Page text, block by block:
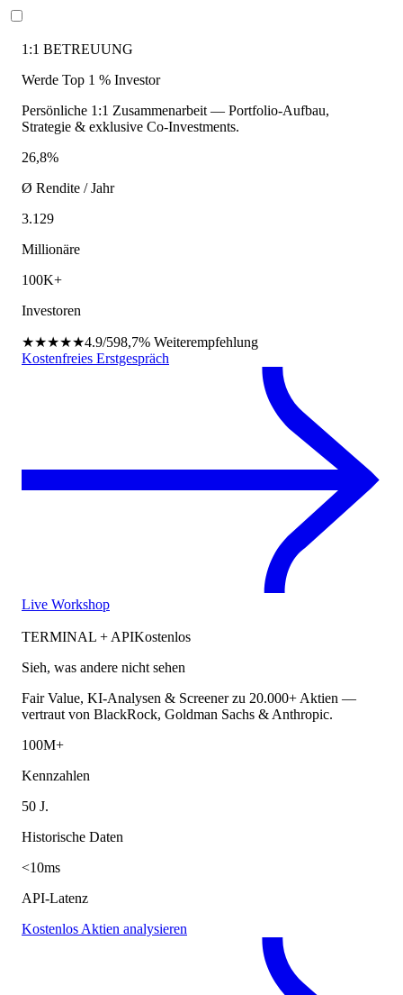
1:1 BETREUUNG
Werde Top 1 % Investor
Persönliche 1:1 Zusammenarbeit — Portfolio-Aufbau,
Strategie & exklusive Co-Investments.
26,8%
Ø Rendite / Jahr
3.129
Millionäre
100K+
Investoren
★★★★★4.9/598,7% Weiterempfehlung
Kostenfreies Erstgespräch
Live Workshop
TERMINAL + APIKostenlos
Sieh, was andere nicht sehen
Fair Value, KI-Analysen & Screener zu 20.000+ Aktien —
vertraut von BlackRock, Goldman Sachs & Anthropic.
100M+
Kennzahlen
50 J.
Historische Daten
<10ms
API-Latenz
Kostenlos Aktien analysieren